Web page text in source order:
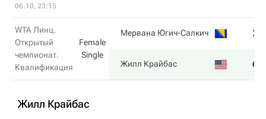
06.10, 23:15
WTA Линц.
Открытый
чемпионат.
Квалификация
Female
Single
Мервана Югич-Салкич 2
Жилл Крайбас 6
Жилл Крайбас